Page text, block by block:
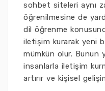
sohbet siteleri aynı
öğrenilmesine de
dil öğrenme
iletişim kurarak yeni
mümkün olur. Bunun
insanlarla iletişim
artırır ve kişisel